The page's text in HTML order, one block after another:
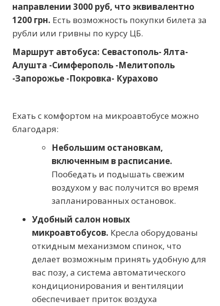
направлении 3000 руб, что эквивалентно
1200 грн. Есть возможность покупки билета за
рубли или гривны по курсу ЦБ.
Маршрут автобуса: Севастополь- Ялта-
Алушта -Симферополь -Мелитополь
-Запорожье -Покровка- Курахово
Ехать с комфортом на микроавтобусе можно
благодаря:
Небольшим остановкам,
включенным в расписание.
Пообедать и подышать свежим
воздухом у вас получится во время
запланированных остановок.
Удобный салон новых
микроавтобусов. Кресла оборудованы
откидным механизмом спинок, что
делает возможным принять удобную для
вас позу, а система автоматического
кондиционирования и вентиляции
обеспечивает приток воздуха